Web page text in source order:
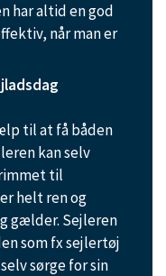
har altid en god
når man er
til at få båden
kan selv
til
helt ren og
gælder. Sejleren
som fx sejlertøj
sørge for sin